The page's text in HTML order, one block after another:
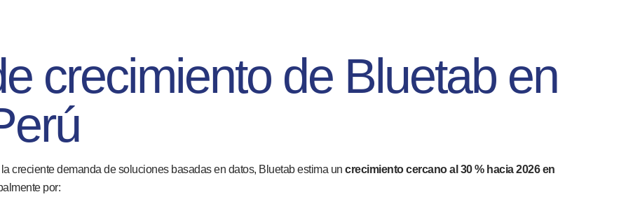
crecimiento de Bluetab en
creciente demanda de soluciones basadas en datos, Bluetab estima un crecimiento cercano al 30 % hacia 2026 en
por: